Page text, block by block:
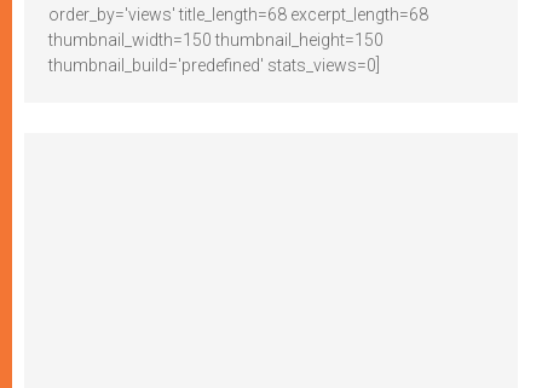
order_by='views' title_length=68 excerpt_length=68
thumbnail_width=150 thumbnail_height=150
thumbnail_build='predefined' stats_views=0]